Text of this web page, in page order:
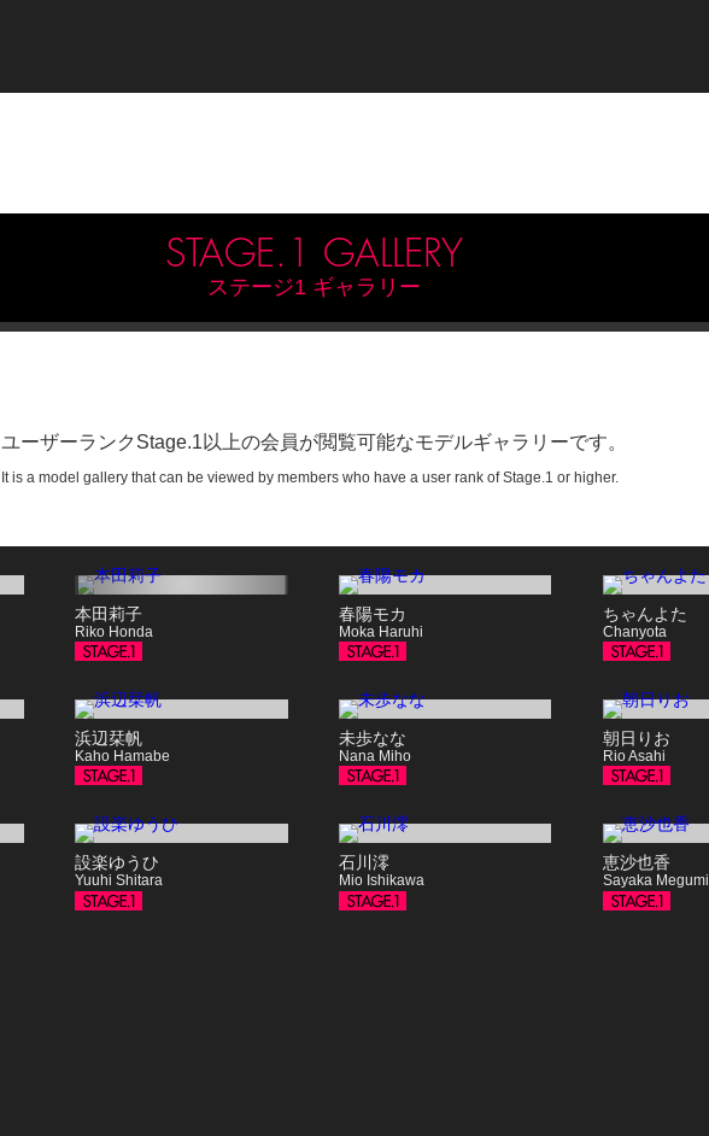
STAGE.1 GALLERY
ステージ1 ギャラリー
ユーザーランクStage.1以上の会員が閲覧可能なモデルギャラリーです。
It is a model gallery that can be viewed by members who have a user rank of Stage.1 or higher.
本田莉子
Riko Honda
春陽モカ
Moka Haruhi
ちゃんよた
Chanyota
浜辺栞帆
Kaho Hamabe
未歩なな
Nana Miho
朝日りお
Rio Asahi
設楽ゆうひ
Yuuhi Shitara
石川澪
Mio Ishikawa
恵沙也香
Sayaka Megumi